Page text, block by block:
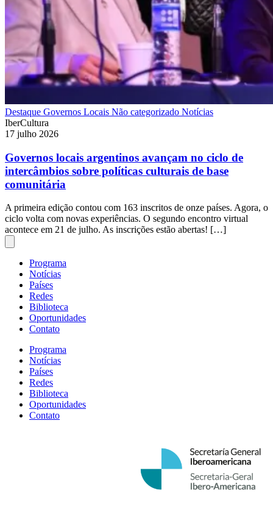
Destaque Governos Locais Não categorizado Notícias
IberCultura
17 julho 2026
Governos locais argentinos avançam no ciclo de
intercâmbios sobre políticas culturais de base
comunitária
A primeira edição contou com 163 inscritos de onze países. Agora, o
ciclo volta com novas experiências. O segundo encontro virtual
acontece em 21 de julho. As inscrições estão abertas! […]
Programa
Notícias
Países
Redes
Biblioteca
Oportunidades
Contato
Programa
Notícias
Países
Redes
Biblioteca
Oportunidades
Contato